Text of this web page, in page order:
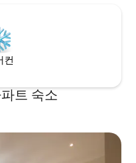
컨
트 숙소